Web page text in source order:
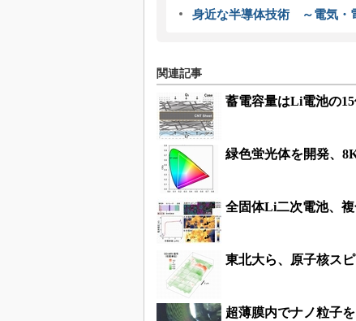
身近な半導体技術 ～電気・
関連記事
蓄電容量はLi電池の
緑色蛍光体を開発、
全固体Li二次電池、
東北大ら、原子核ス
超薄膜内でナノ粒子